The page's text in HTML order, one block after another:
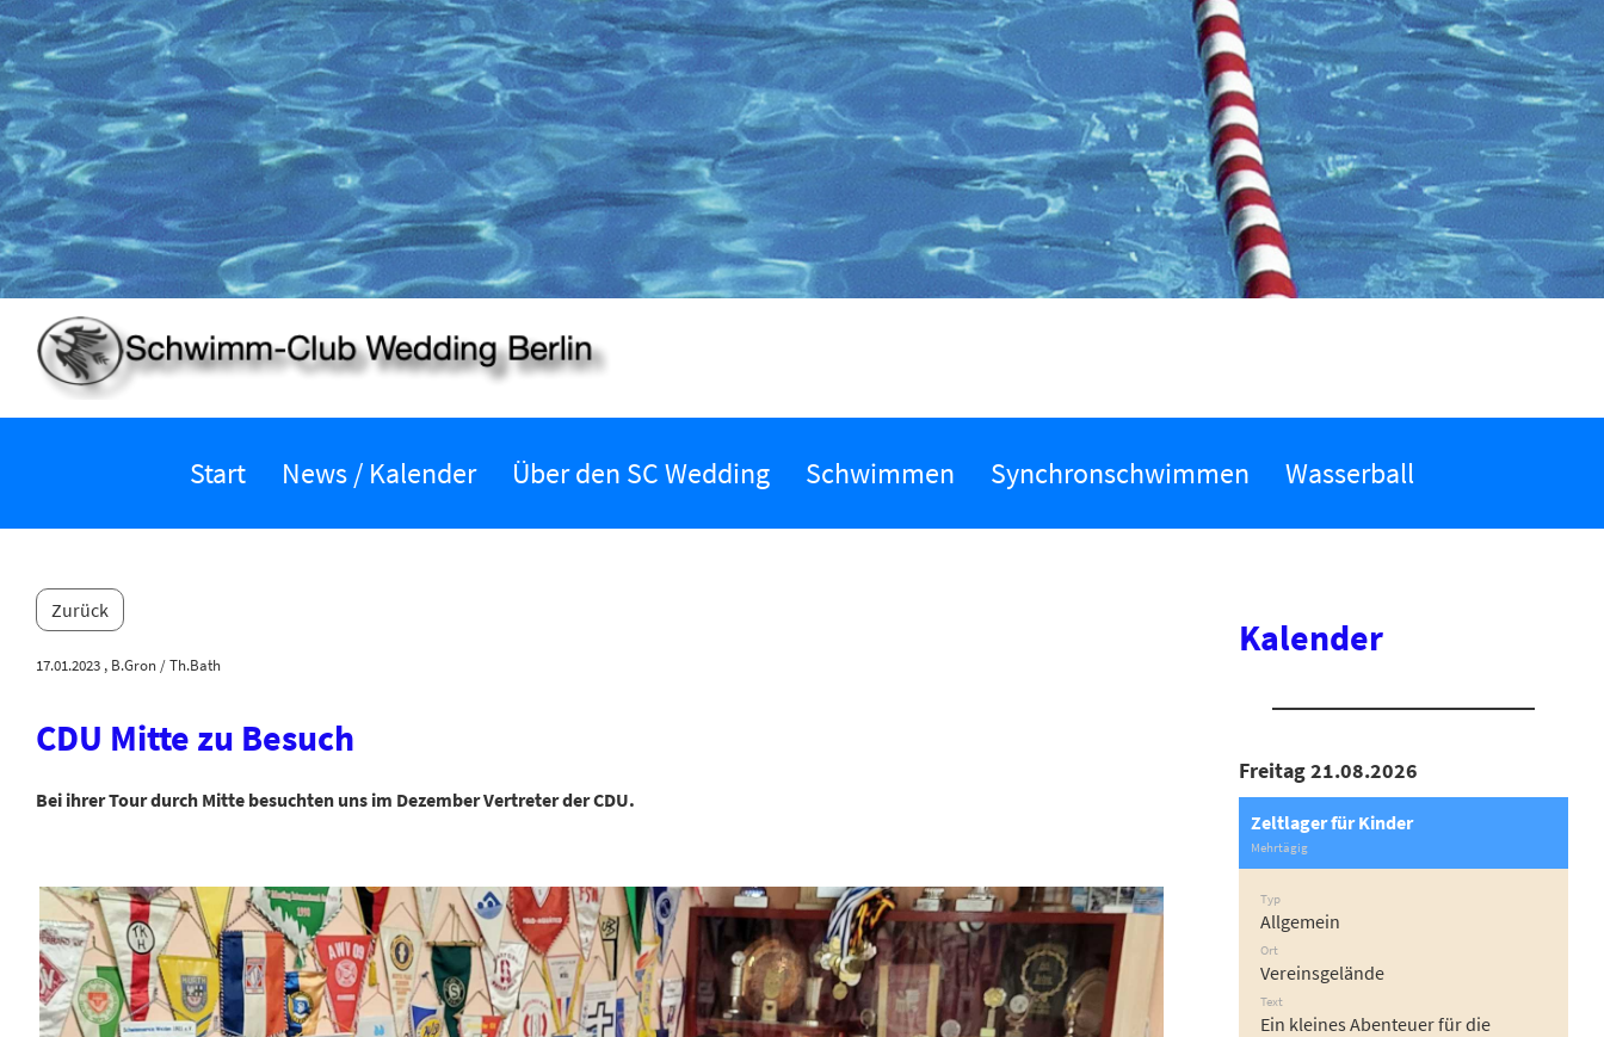
Start News / Kalender Über den SC Wedding Schwimmen Synchronschwimmen Wasserball
Zurück
17.01.2023 , B.Gron / Th.Bath
CDU Mitte zu Besuch
Bei ihrer Tour durch Mitte besuchten uns im Dezember Vertreter der CDU.
Kalender
Freitag 21.08.2026
Zeltlager für Kinder
Mehrtägig
Typ
Allgemein
Ort
Vereinsgelände
Text
Ein kleines Abenteuer für die